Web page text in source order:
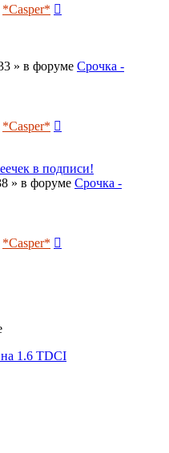
*Casper*
» в форуме Срочка -
*Casper*
в подписи!
» в форуме Срочка -
*Casper*
1.6 TDCI